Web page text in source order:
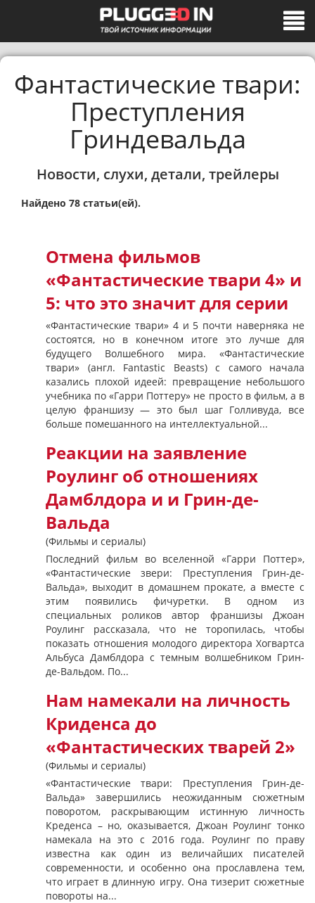
Фантастические твари:
Преступления
Гриндевальда
Новости, слухи, детали, трейлеры
Найдено 78 статьи(ей).
Отмена фильмов
«Фантастические твари 4» и
5: что это значит для серии
«Фантастические твари» 4 и 5 почти наверняка не
состоятся, но в конечном итоге это лучше для
будущего Волшебного мира. «Фантастические
твари» (англ. Fantastic Beasts) с самого начала
казались плохой идеей: превращение небольшого
учебника по «Гарри Поттеру» не просто в фильм, а в
целую франшизу — это был шаг Голливуда, все
больше помешанного на интеллектуальной...
Реакции на заявление
Роулинг об отношениях
Дамблдора и и Грин-де-
Вальда
(Фильмы и сериалы)
Последний фильм во вселенной «Гарри Поттер»,
«Фантастические звери: Преступления Грин-де-
Вальда», выходит в домашнем прокате, а вместе с
этим появились фичуретки. В одном из
специальных роликов автор франшизы Джоан
Роулинг рассказала, что не торопилась, чтобы
показать отношения молодого директора Хогвартса
Альбуса Дамблдора с темным волшебником Грин-
де-Вальдом. По...
Нам намекали на личность
Криденса до
«Фантастических тварей 2»
(Фильмы и сериалы)
«Фантастические твари: Преступления Грин-де-
Вальда» завершились неожиданным сюжетным
поворотом, раскрывающим истинную личность
Креденса – но, оказывается, Джоан Роулинг тонко
намекала на это с 2016 года. Роулинг по праву
известна как один из величайших писателей
современности, и особенно она прославлена тем,
что играет в длинную игру. Она тизерит сюжетные
повороты на...